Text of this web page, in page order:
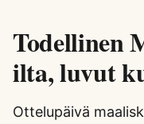
Todellinen
ilta, luvut
Ottelupäivä